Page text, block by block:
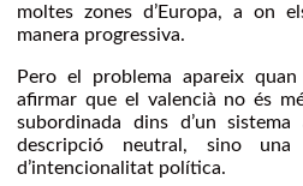
moltes zones d’Europa, a on
manera progressiva.
Pero el problema apareix
afirmar que el valencià no és
subordinada dins d’un
descripció neutral, sino una
d’intencionalitat política.